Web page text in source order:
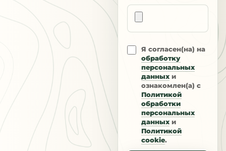
Я согласен(на) на
обработку
персональных
данных и
ознакомлен(а) с
Политикой
обработки
персональных
данных и
Политикой
cookie.